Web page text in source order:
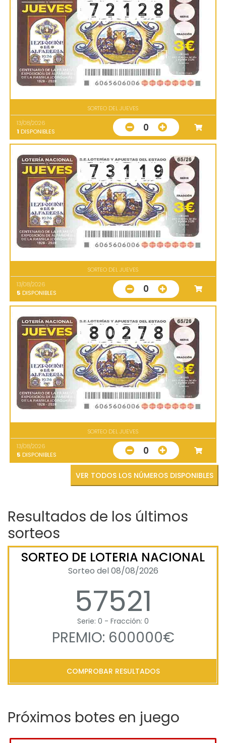
SORTEO DEL JUEVES
13/08/2026
1 DISPONIBLES 0
SORTEO DEL JUEVES
13/08/2026
5 DISPONIBLES 0
SORTEO DEL JUEVES
13/08/2026
5 DISPONIBLES 0
VER TODOS LOS NÚMEROS DISPONIBLES
Resultados de los últimos
sorteos
SORTEO DE LOTERIA NACIONAL
Sorteo del 08/08/2026
57521
Serie: 0 - Fracción: 0
PREMIO: 600000€
COMPROBAR RESULTADOS
Próximos botes en juego